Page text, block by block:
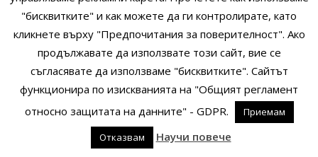
Copyright © 2014 - 2024 Zigifly.com — Developed byWe Work With
You
"бисквитките" и как можете да ги контролирате, като
кликнете върху "Предпочитания за поверителност". Ако
продължавате да използвате този сайт, вие се
съгласявате да използваме "бисквитките". Сайтът
функционира по изискванията на "Общият регламент
относно защитата на данните" - GDPR.
Приемам
Отказвам
Научи повече